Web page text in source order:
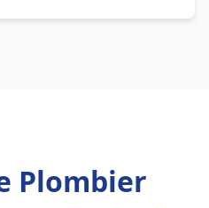
Plombier